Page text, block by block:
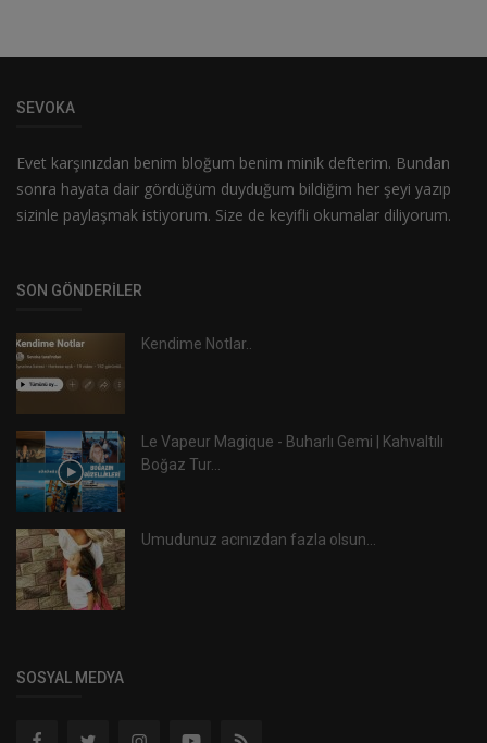
SEVOKA
Evet karşınızdan benim bloğum benim minik defterim. Bundan
sonra hayata dair gördüğüm duyduğum bildiğim her şeyi yazıp
sizinle paylaşmak istiyorum. Size de keyifli okumalar diliyorum.
SON GÖNDERILER
Kendime Notlar..
Le Vapeur Magique - Buharlı Gemi | Kahvaltılı
Boğaz Tur...
Umudunuz acınızdan fazla olsun...
SOSYAL MEDYA